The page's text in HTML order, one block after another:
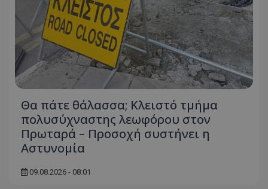
Θα πάτε θάλασσα; Κλειστό τμήμα
πολυσύχναστης λεωφόρου στον
Πρωταρά – Προσοχή συστήνει η
Αστυνομία
09.08.2026 - 08:01